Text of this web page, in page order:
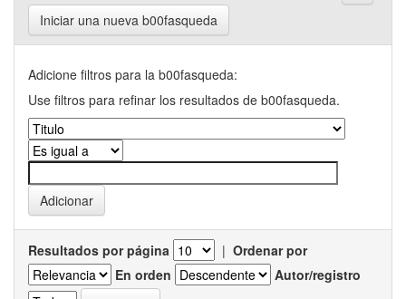
Iniciar una nueva b00fasqueda
Adicione filtros para la b00fasqueda:
Use filtros para refinar los resultados de b00fasqueda.
Resultados por página | Ordenar por
En orden
Autor/registro